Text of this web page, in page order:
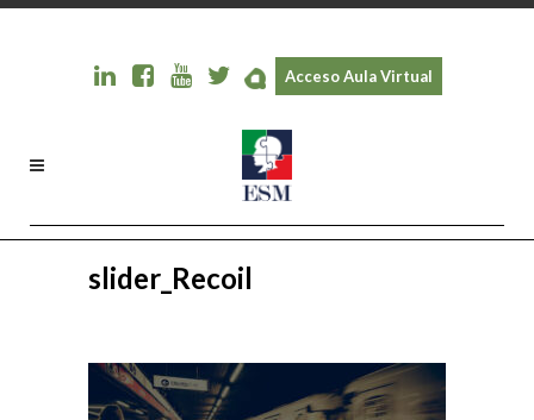
Acceso Aula Virtual
slider_Recoil